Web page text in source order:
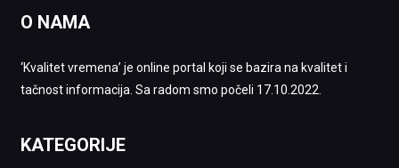
O NAMA
‘Kvalitet vremena’ je online portal koji se bazira na kvalitet i
tačnost informacija. Sa radom smo počeli 17.10.2022.
KATEGORIJE